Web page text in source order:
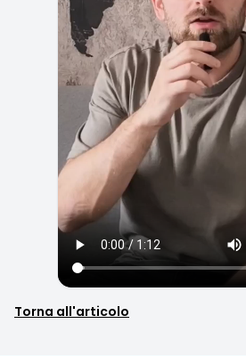
Torna all'articolo